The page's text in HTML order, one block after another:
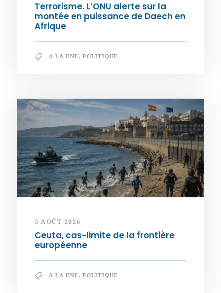
Terrorisme. L’ONU alerte sur la
montée en puissance de Daech en
Afrique
A LA UNE, POLITIQUE
5 AOÛT 2026
Ceuta, cas-limite de la frontière
européenne
A LA UNE, POLITIQUE